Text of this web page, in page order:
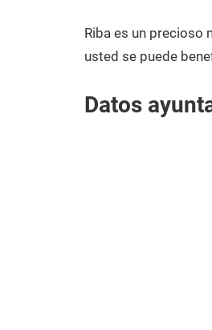
Riba es un precioso
usted se puede
Datos